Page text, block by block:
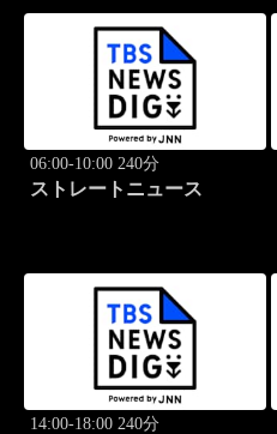
06:00-10:00 240分
ストレートニュース
14:00-18:00 240分